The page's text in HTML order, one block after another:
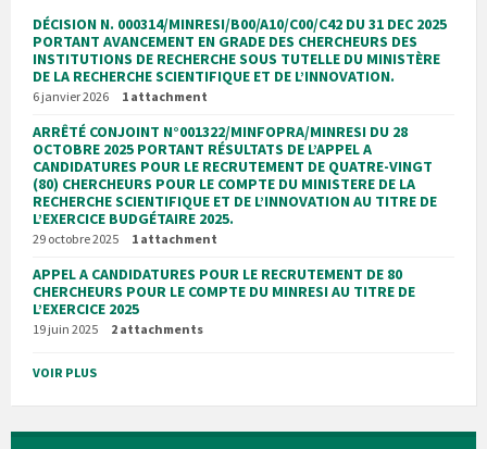
DÉCISION N. 000314/MINRESI/B00/A10/C00/C42 DU 31 DEC 2025
PORTANT AVANCEMENT EN GRADE DES CHERCHEURS DES
INSTITUTIONS DE RECHERCHE SOUS TUTELLE DU MINISTÈRE
DE LA RECHERCHE SCIENTIFIQUE ET DE L’INNOVATION.
6 janvier 2026 1 attachment
ARRÊTÉ CONJOINT N°001322/MINFOPRA/MINRESI DU 28
OCTOBRE 2025 PORTANT RÉSULTATS DE L’APPEL A
CANDIDATURES POUR LE RECRUTEMENT DE QUATRE-VINGT
(80) CHERCHEURS POUR LE COMPTE DU MINISTERE DE LA
RECHERCHE SCIENTIFIQUE ET DE L’INNOVATION AU TITRE DE
L’EXERCICE BUDGÉTAIRE 2025.
29 octobre 2025 1 attachment
APPEL A CANDIDATURES POUR LE RECRUTEMENT DE 80
CHERCHEURS POUR LE COMPTE DU MINRESI AU TITRE DE
L’EXERCICE 2025
19 juin 2025 2 attachments
VOIR PLUS